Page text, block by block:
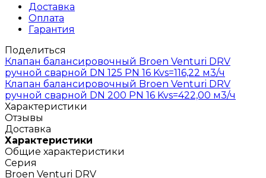
Доставка
Оплата
Гарантия
Поделиться
Клапан балансировочный Broen Venturi DRV
ручной сварной DN 125 PN 16 Kvs=116,22 м3/ч
Клапан балансировочный Broen Venturi DRV
ручной сварной DN 200 PN 16 Kvs=422,00 м3/ч
Характеристики
Отзывы
Доставка
Характеристики
Общие характеристики
Серия
Broen Venturi DRV